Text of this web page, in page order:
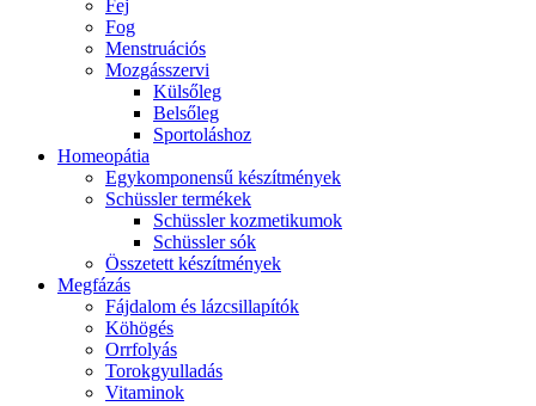
Fej
Fog
Menstruációs
Mozgásszervi
Külsőleg
Belsőleg
Sportoláshoz
Homeopátia
Egykomponensű készítmények
Schüssler termékek
Schüssler kozmetikumok
Schüssler sók
Összetett készítmények
Megfázás
Fájdalom és lázcsillapítók
Köhögés
Orrfolyás
Torokgyulladás
Vitaminok